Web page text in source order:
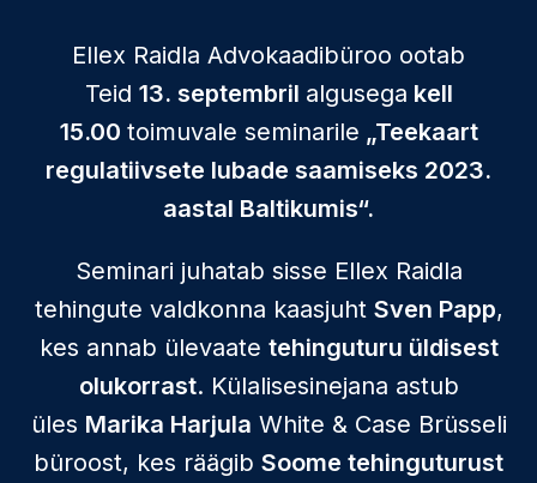
Ellex Raidla Advokaadibüroo ootab
Teid 13. septembril algusega kell
15.00 toimuvale seminarile „Teekaart
regulatiivsete lubade saamiseks 2023.
aastal Baltikumis“.
Seminari juhatab sisse Ellex Raidla
tehingute valdkonna kaasjuht Sven Papp,
kes annab ülevaate tehinguturu üldisest
olukorrast. Külalisesinejana astub
üles Marika Harjula White & Case Brüsseli
büroost, kes räägib Soome tehinguturust